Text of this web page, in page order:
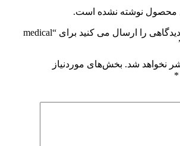
محصول نوشته نشده است.
اولین نفری باشید که دیدگاهی را ارسال می کنید برای “medical
نخواهد شد. بخش‌های موردنیاز
*